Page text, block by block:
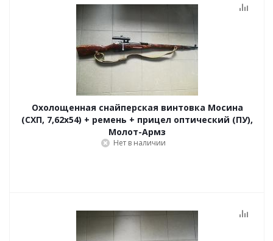
Охолощенная снайперская винтовка Мосина
(СХП, 7,62x54) + ремень + прицел оптический (ПУ),
Молот-Армз
Нет в наличии